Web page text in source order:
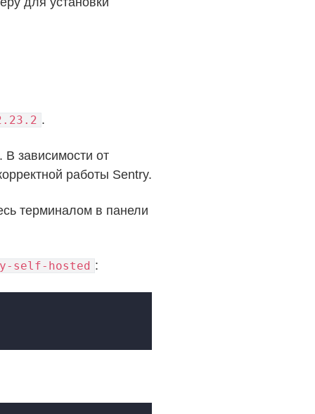
.
зависимости от
работы Sentry.
терминалом в панели
self-hosted :